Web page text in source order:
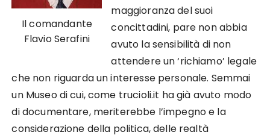
Il comandante
Flavio Serafini
maggioranza del suoi
concittadini, pare non abbia
avuto la sensibilità di non
attendere un ‘richiamo’ legale
che non riguarda un interesse personale. Semmai
un Museo di cui, come trucioli.it ha già avuto modo
di documentare, meriterebbe l’impegno e la
considerazione della politica, delle realtà